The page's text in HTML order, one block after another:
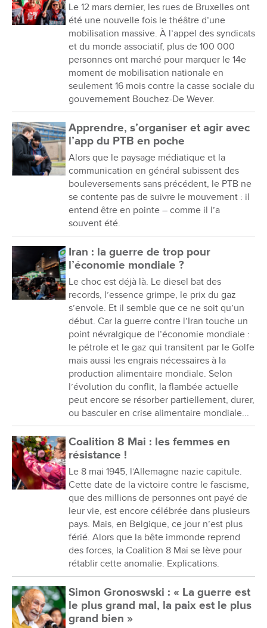
Le 12 mars dernier, les rues de Bruxelles ont
été une nouvelle fois le théâtre d’une
mobilisation massive. À l’appel des syndicats
et du monde associatif, plus de 100 000
personnes ont marché pour marquer le 14e
moment de mobilisation nationale en
seulement 16 mois contre la casse sociale du
gouvernement Bouchez-De Wever.
Apprendre, s’organiser et agir avec
l’app du PTB en poche
Alors que le paysage médiatique et la
communication en général subissent des
bouleversements sans précédent, le PTB ne
se contente pas de suivre le mouvement : il
entend être en pointe – comme il l’a
souvent été.
Iran : la guerre de trop pour
l’économie mondiale ?
Le choc est déjà là. Le diesel bat des
records, l’essence grimpe, le prix du gaz
s’envole. Et il semble que ce ne soit qu’un
début. Car la guerre contre l’Iran touche un
point névralgique de l’économie mondiale :
le pétrole et le gaz qui transitent par le Golfe
mais aussi les engrais nécessaires à la
production alimentaire mondiale. Selon
l’évolution du conflit, la flambée actuelle
peut encore se résorber partiellement, durer,
ou basculer en crise alimentaire mondiale...
Coalition 8 Mai : les femmes en
résistance !
Le 8 mai 1945, l’Allemagne nazie capitule.
Cette date de la victoire contre le fascisme,
que des millions de personnes ont payé de
leur vie, est encore célébrée dans plusieurs
pays. Mais, en Belgique, ce jour n’est plus
férié. Alors que la bête immonde reprend
des forces, la Coalition 8 Mai se lève pour
rétablir cette anomalie. Explications.
Simon Gronoswski : « La guerre est
le plus grand mal, la paix est le plus
grand bien »